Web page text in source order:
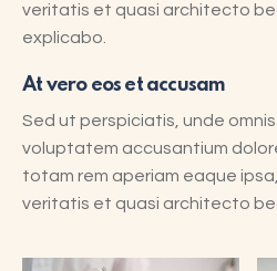
veritatis et quasi architecto
explicabo.
At vero eos et accusam
Sed ut perspiciatis, unde
voluptatem accusantium
totam rem aperiam eaque
veritatis et quasi architecto